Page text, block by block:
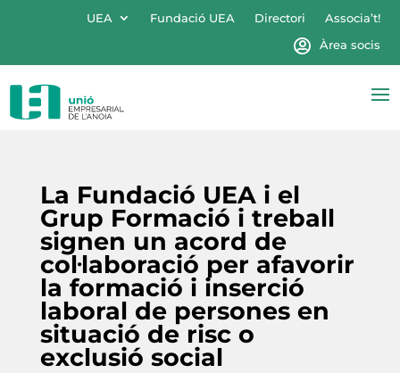
UEA Fundació UEA Directori
Associa’t!
Àrea socis
La Fundació UEA i el
Grup Formació i treball
signen un acord de
col·laboració per afavorir
la formació i inserció
laboral de persones en
situació de risc o
exclusió social